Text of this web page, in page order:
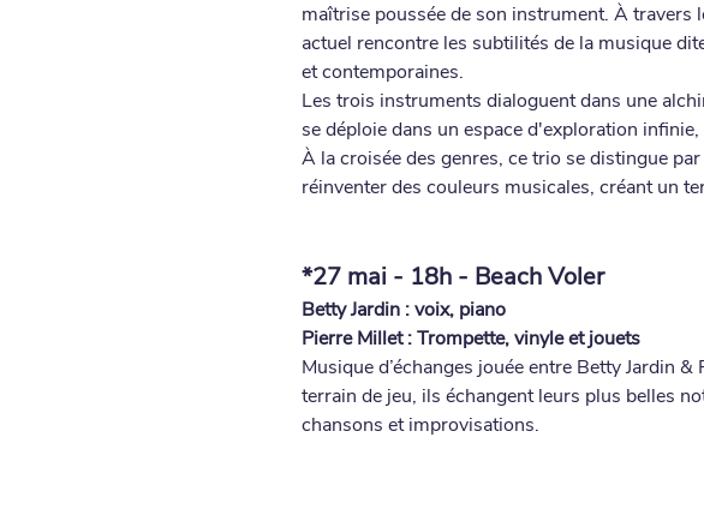
maîtrise poussée de son instrument. À
actuel rencontre les subtilités de la musique
et contemporaines.
Les trois instruments dialoguent dans une
se déploie dans un espace d'exploration
À la croisée des genres, ce trio se distingue
réinventer des couleurs musicales, créant un
*27 mai - 18h - Beach Voler
Betty Jardin : voix, piano
Pierre Millet : Trompette, vinyle et jouets
Musique d’échanges jouée entre Betty Jardin
terrain de jeu, ils échangent leurs plus belles
chansons et improvisations.